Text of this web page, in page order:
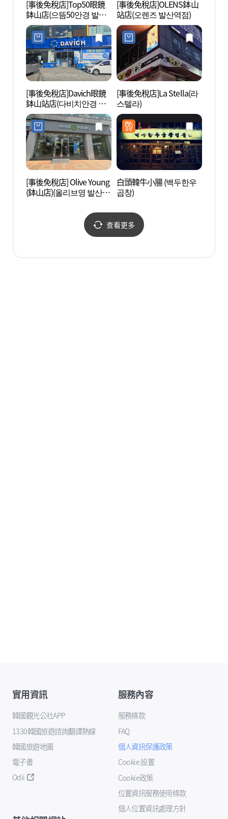
[事後免稅店]Top50眼鏡
鉢山店(으뜸50안경 발산
점)
[事後免稅店]OLENS鉢山
站店(오렌즈 발산역점)
[事後免稅店]Davich眼鏡
鉢山站店(다비치안경 발
산역점)
[事後免稅店]La Stella(라
스텔라)
[事後免稅店] Olive Young
(鉢山店)(올리브영 발산
白頭韓牛小腸 (백두한우
곱창)
查看更多
實用資訊
韓國觀光公社APP
1330韓國旅遊諮詢翻譯熱線
韓國旅遊地圖
電子書
Odii
服務內容
服務條款
FAQ
個人資訊保護政策
Cookie 設置
Cookie政策
位置資訊服務使用條款
個人位置資訊處理方針